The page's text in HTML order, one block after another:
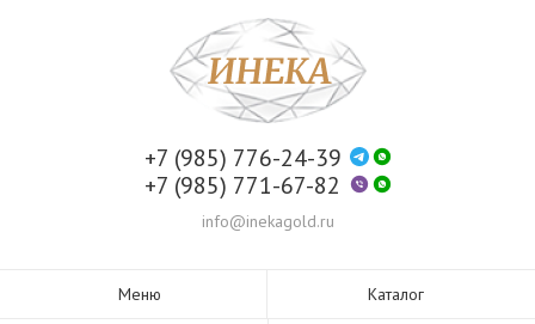
+7 (985) 776-24-39
+7 (985) 771-67-82
info@inekagold.ru
Меню Каталог